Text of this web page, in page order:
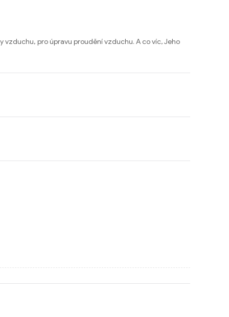
pro úpravu proudění vzduchu. A co víc, Jeho